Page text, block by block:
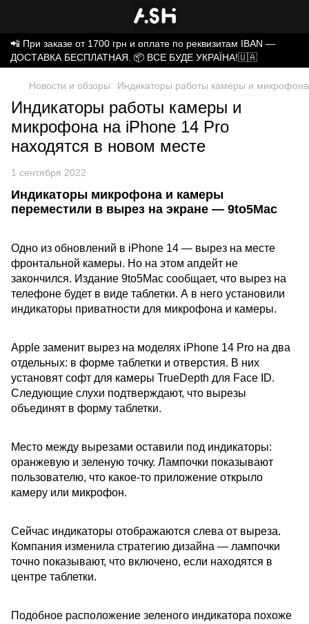
📲 При заказе от 1700 грн и оплате по реквизитам IBAN —
ДОСТАВКА БЕСПЛАТНАЯ. 📦 ВСЕ БУДЕ УКРАЇНА!🇺🇦
Новости и обзоры Индикаторы работы камеры и
Индикаторы работы камеры и
микрофона на iPhone 14 Pro
находятся в новом месте
1 сентября 2022
Индикаторы микрофона и камеры
переместили в вырез на экране — 9to5Mac
Одно из обновлений в iPhone 14 — вырез на месте
фронтальной камеры. Но на этом апдейт не
закончился. Издание 9to5Mac сообщает, что вырез на
телефоне будет в виде таблетки. А в него установили
индикаторы приватности для микрофона и камеры.
Apple заменит вырез на моделях iPhone 14 Pro на два
отдельных: в форме таблетки и отверстия. В них
установят софт для камеры TrueDepth для Face ID.
Следующие слухи подтверждают, что вырезы
объединят в форму таблетки.
Место между вырезами оставили под индикаторы:
оранжевую и зеленую точку. Лампочки показывают
пользователю, что какое-то приложение открыло
камеру или микрофон.
Сейчас индикаторы отображаются слева от выреза.
Компания изменила стратегию дизайна — лампочки
точно показывают, что включено, если находятся в
центре таблетки.
Подобное расположение зеленого индикатора похоже